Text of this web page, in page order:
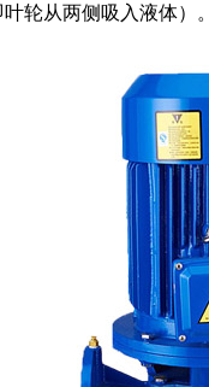
轮从两侧吸入液体）。